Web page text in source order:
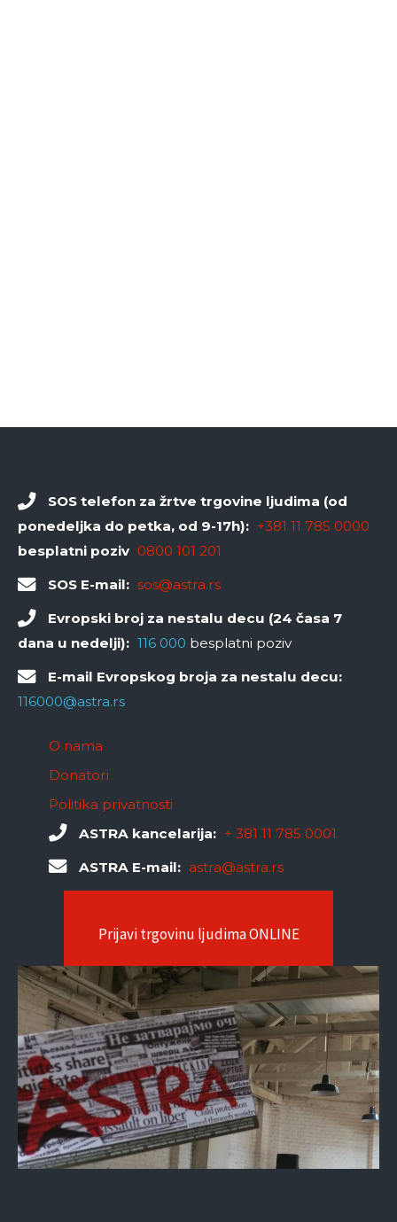
SOS telefon za žrtve trgovine ljudima (od
ponedeljka do petka, od 9-17h): +381 11 785 0000
besplatni poziv 0800 101 201
SOS E-mail: sos@astra.rs
Evropski broj za nestalu decu (24 časa 7
dana u nedelji): 116 000 besplatni poziv
E-mail Evropskog broja za nestalu decu:
116000@astra.rs
O nama
Donatori
Politika privatnosti
ASTRA kancelarija: + 381 11 785 0001
ASTRA E-mail: astra@astra.rs
Prijavi trgovinu ljudima ONLINE